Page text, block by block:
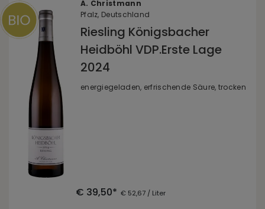
A. Christmann
Pfalz, Deutschland
Riesling Königsbacher
Heidböhl VDP.Erste Lage
2024
energiegeladen, erfrischende Säure, trocken
€ 39,50* € 52,67 / Liter